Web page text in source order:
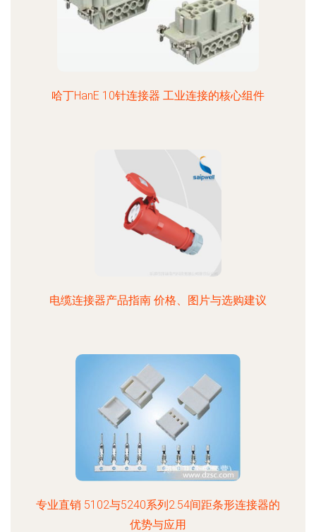
哈丁HanE 10针连接器 工业连接的核心组件
电缆连接器产品指南 价格、图片与选购建议
专业直销 5102与5240系列2.54间距条形连接器的
优势与应用